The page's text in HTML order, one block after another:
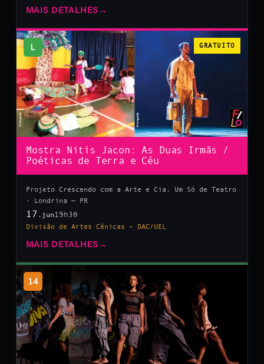
MAIS DETALHES →
L GRATUITO
Mostra Nitis Jacon: As Duas Irmãs /
Poéticas de Terra e Céu
Projeto Crescendo com a Arte e Cia. Um Só de Teatro
· Londrina — PR
17 .jun 19h30
Divisão de Artes Cênicas – DAC/UEL
MAIS DETALHES →
14